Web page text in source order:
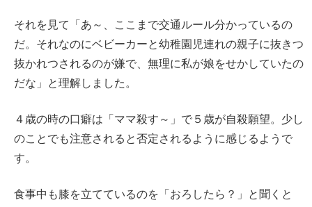
それを見て「あ～、ここまで交通ルール分かっているの
だ。それなのにベビーカーと幼稚園児連れの親子に抜きつ
抜かれつされるのが嫌で、無理に私が娘をせかしていたの
だな」と理解しました。
４歳の時の口癖は「ママ殺す～」で５歳が自殺願望。少し
のことでも注意されると否定されるように感じるようで
す。
食事中も膝を立てているのを「おろしたら？」と聞くと